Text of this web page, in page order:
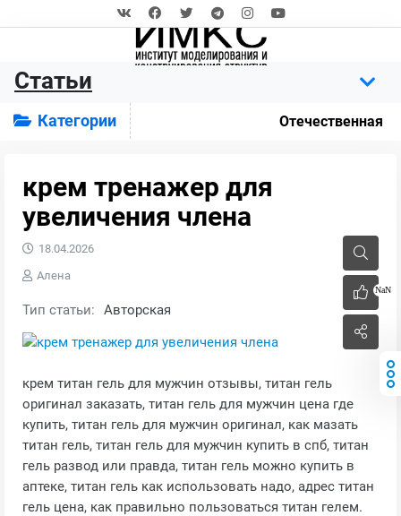
Статьи
Категории Отечественная
крем тренажер для
увеличения члена
NaN
18.04.2026
Алена
Тип статьи: Авторская
крем титан гель для мужчин отзывы, титан гель
оригинал заказать, титан гель для мужчин цена где
купить, титан гель для мужчин оригинал, как мазать
титан гель, титан гель для мужчин купить в спб, титан
гель развод или правда, титан гель можно купить в
аптеке, титан гель как использовать надо, адрес титан
гель цена, как правильно пользоваться титан гелем.